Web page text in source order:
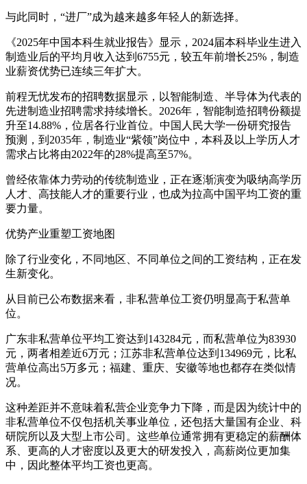
与此同时，“进厂”成为越来越多年轻人的新选择。
《2025年中国本科生就业报告》显示，2024届本科毕业生进入
制造业后的平均月收入达到6755元，较五年前增长25%，制造
业薪资优势已连续三年扩大。
前程无忧发布的招聘数据显示，以智能制造、半导体为代表的
先进制造业招聘需求持续增长。2026年，智能制造招聘份额提
升至14.88%，位居各行业首位。中国人民大学一份研究报告
预测，到2035年，制造业“紫领”岗位中，本科及以上学历人才
需求占比将由2022年的28%提高至57%。
曾经依靠体力劳动的传统制造业，正在逐渐演变为吸纳高学历
人才、高技能人才的重要行业，也成为拉高中国平均工资的重
要力量。
优势产业重塑工资地图
除了行业变化，不同地区、不同单位之间的工资结构，正在发
生新变化。
从目前已公布数据来看，非私营单位工资仍明显高于私营单
位。
广东非私营单位平均工资达到143284元，而私营单位为83930
元，两者相差近6万元；江苏非私营单位达到134969元，比私
营单位高出5万多元；福建、重庆、安徽等地也都存在类似情
况。
这种差距并不意味着私营企业竞争力下降，而是因为统计中的
非私营单位不仅包括机关事业单位，还包括大量国有企业、科
研院所以及大型上市公司。这些单位通常拥有更稳定的薪酬体
系、更高的人才密度以及更大的研发投入，高薪岗位更加集
中，因此整体平均工资也更高。